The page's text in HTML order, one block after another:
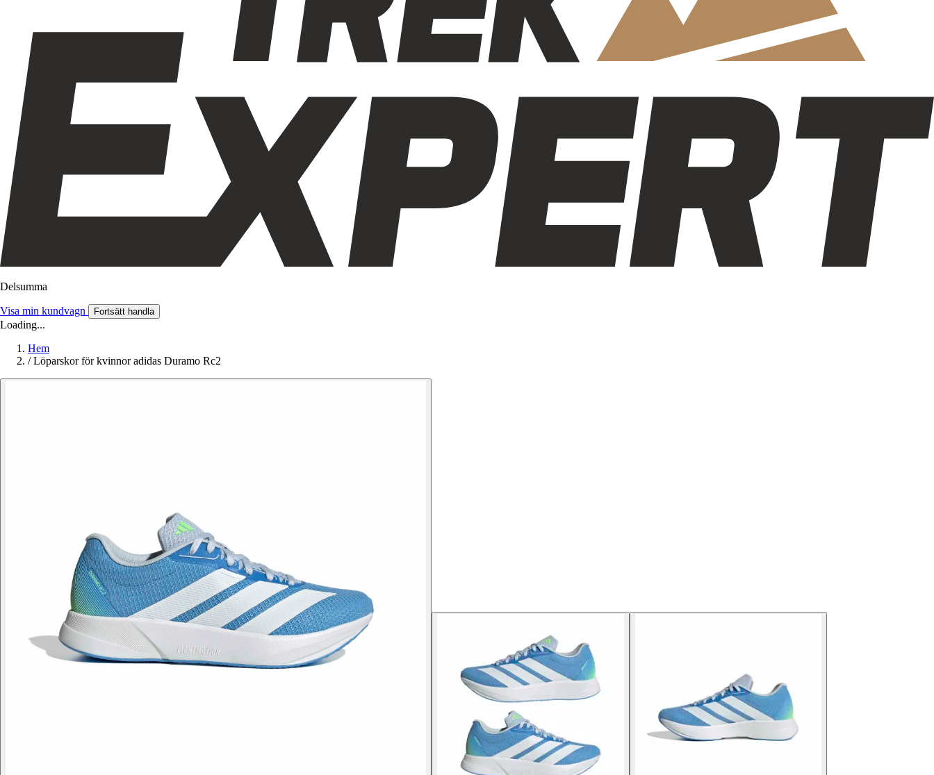
Delsumma
Visa min kundvagn Fortsätt handla
Loading...
Hem
/ Löparskor för kvinnor adidas Duramo Rc2